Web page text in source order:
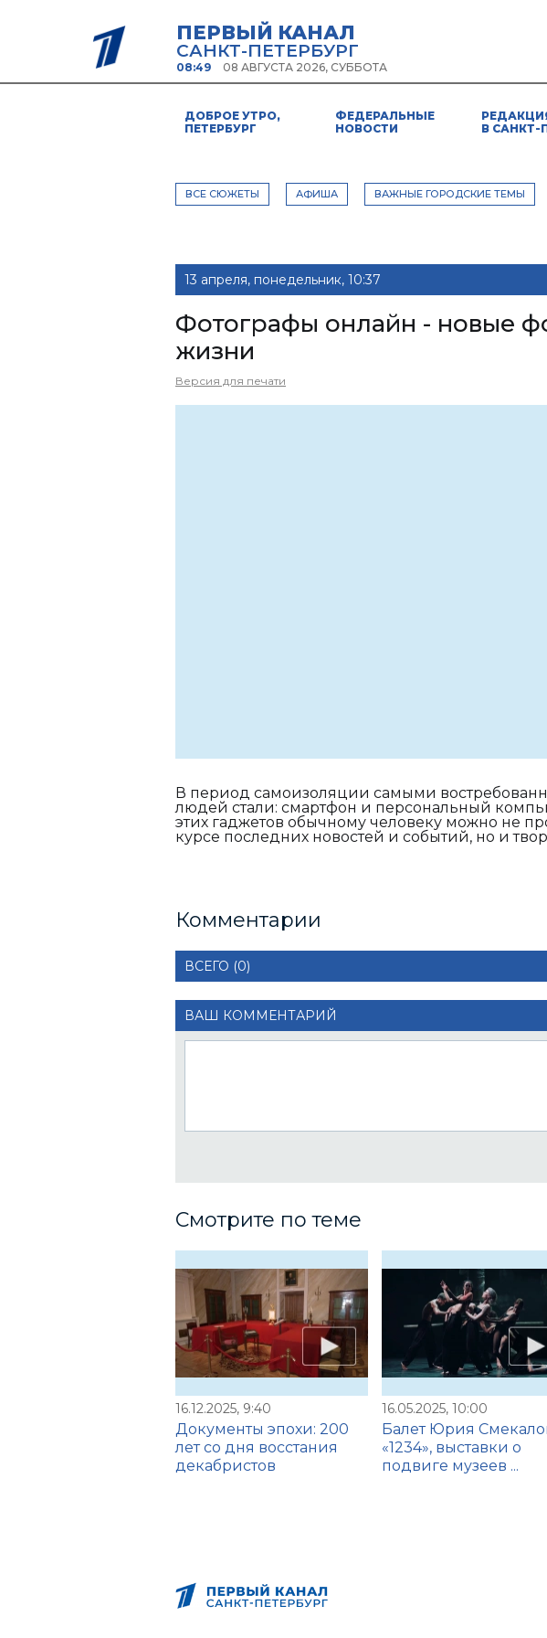
ПЕРВЫЙ КАНАЛ
САНКТ-ПЕТЕРБУРГ
08:49 08 АВГУСТА 2026, СУББОТА
ДОБРОЕ УТРО,
ПЕТЕРБУРГ
ФЕДЕРАЛЬНЫЕ
НОВОСТИ
В САНКТ-
ВСЕ СЮЖЕТЫ АФИША ВАЖНЫЕ ГОРОДСКИЕ ТЕМЫ
13 апреля, понедельник, 10:37
Фотографы онлайн - новые
жизни
Версия для печати
В период самоизоляции самыми
людей стали: смартфон и персональный
этих гаджетов обычному человеку можно не
курсе последних новостей и событий, но и
Комментарии
ВСЕГО (0)
ВАШ КОММЕНТАРИЙ
Смотрите по теме
16.12.2025, 9:40
Документы эпохи: 200
лет со дня восстания
декабристов
16.05.2025, 10:00
Балет Юрия
«1234», выставки о
подвиге музеев ...